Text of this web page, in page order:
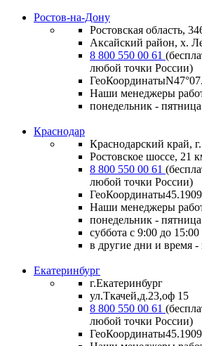
Ростов-на-Дону
Ростовская область,
Аксайский район, х.
8 800 550 00 61
любой точки России)
Наши менеджеры
понедельник -
Краснодар
Краснодарский край,
Ростовское шоссе, 21
8 800 550 00 61
любой точки России)
ГеоКоординаты
Наши менеджеры
понедельник - пятница
суббота с 9:00 до 15:00
в другие дни и время -
Екатеринбург
г.Екатеринбург
ул.Ткачей,д.23,оф 15
8 800 550 00 61
любой точки России)
ГеоКоординаты